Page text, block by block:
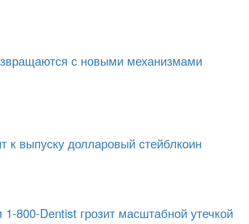
с новыми механизмами
к выпуску долларовый стейблкоин
800-Dentist грозит масштабной утечкой